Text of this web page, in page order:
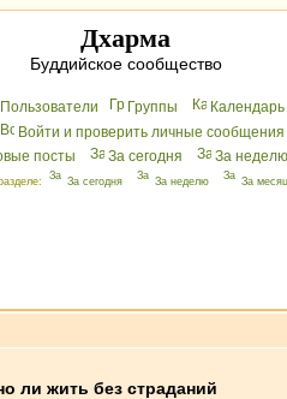
Дхарма
Буддийское сообщество
Пользователи Группы Календарь
Войти и проверить личные сообщения
посты
За сегодня За неделю
За сегодня За неделю За месяц
ли жить без страданий